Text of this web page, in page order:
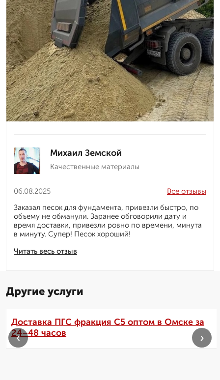
Михаил Земской
Качественные материалы
06.08.2025
Читать весь отзыв
Все отзывы
Заказал песок для фундамента, привезли быстро, по
объему не обманули. Заранее обговорили дату и
время доставки, привезли ровно по времени, минута
в минуту. Супер! Песок хороший!
Другие услуги
Доставка ПГС фракция С5 оптом в Омске за
24–48 часов
‹ ›